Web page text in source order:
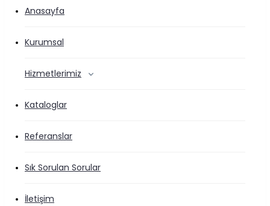
Anasayfa
Kurumsal
Hizmetlerimiz
Kataloglar
Referanslar
Sık Sorulan Sorular
İletişim